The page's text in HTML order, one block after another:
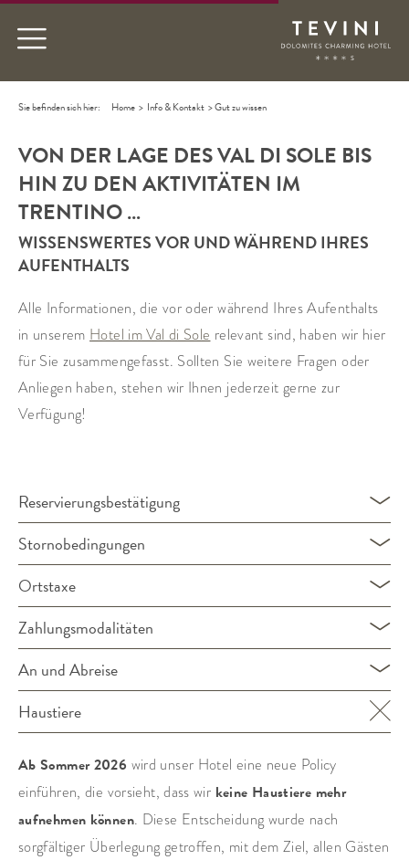
Sie befinden sich hier: Home > Info & Kontakt >Gut zu wissen
VON DER LAGE DES VAL DI SOLE BIS
HIN ZU DEN AKTIVITÄTEN IM
TRENTINO …
WISSENSWERTES VOR UND WÄHREND IHRES
AUFENTHALTS
Alle Informationen, die vor oder während Ihres Aufenthalts
in unserem Hotel im Val di Sole relevant sind, haben wir hier
für Sie zusammengefasst. Sollten Sie weitere Fragen oder
Anliegen haben, stehen wir Ihnen jederzeit gerne zur
Verfügung!
Reservierungsbestätigung
Stornobedingungen
Ortstaxe
Zahlungsmodalitäten
An und Abreise
Haustiere
Ab Sommer 2026 wird unser Hotel eine neue Policy
einführen, die vorsieht, dass wir keine Haustiere mehr
aufnehmen können. Diese Entscheidung wurde nach
sorgfältiger Überlegung getroffen, mit dem Ziel, allen Gästen